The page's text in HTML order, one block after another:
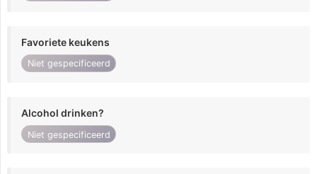
Favoriete keukens
Niet gespecificeerd
Alcohol drinken?
Niet gespecificeerd